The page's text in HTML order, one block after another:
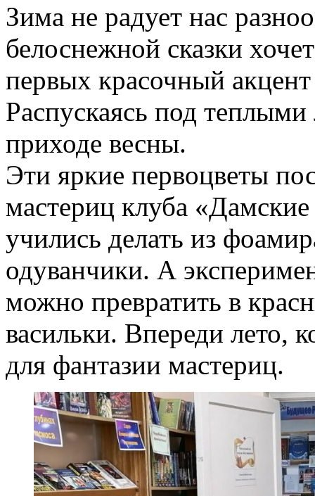
Зима не радует нас
белоснежной сказки
первых красочный
Распускаясь под
приходе весны.
Эти яркие первоцветы
мастериц клуба
учились делать из
одуванчики. А
можно превратить в
васильки. Впереди лето,
для фантазии мастериц.